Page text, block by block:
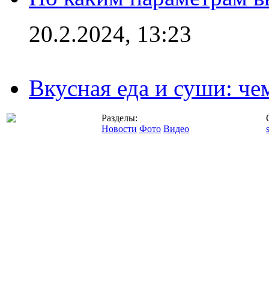
20.2.2024, 13:23
Вкусная еда и суши:
Разделы:
Новости Фото Видео